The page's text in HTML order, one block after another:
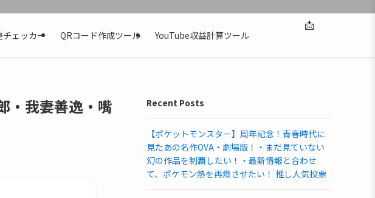
ェッカー QRコード作成ツール YouTube収益計算ツール
📩
・我妻善逸・嘴
Recent Posts
【ポケットモンスター】周年記念！青春時代に
見たあの名作OVA・劇場版！・まだ見ていない
幻の作品を制覇したい！・最新情報と合わせ
て、ポケモン熱を再燃させたい！ 推し人気投票